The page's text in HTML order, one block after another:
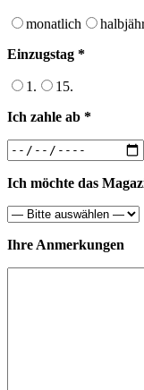
monatlich
Einzugstag *
1.
15.
Ich zahle ab *
Ich möchte das
Ihre Anmerkungen